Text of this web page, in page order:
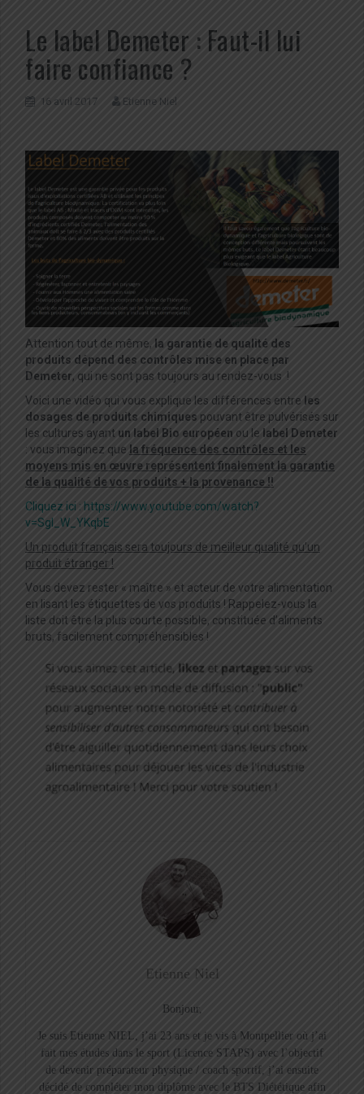
Le label Demeter : Faut-il lui
faire confiance ?
16 avril 2017 Etienne Niel
Attention tout de même, la garantie de qualité des
produits dépend des contrôles mise en place par
Demeter, qui ne sont pas toujours au rendez-vous !
Voici une vidéo qui vous explique les différences entre
les
dosages de produits chimiques pouvant être pulvérisés sur
les cultures ayant un label Bio européen ou le label Demeter
: vous imaginez que la fréquence des contrôles et les
moyens mis en œuvre représentent finalement la garantie
de la qualité de vos produits + la provenance !!
Cliquez ici : https://www.youtube.com/watch?
v=SgI_W_YKqbE
Un produit français sera toujours de meilleur qualité qu’un
produit étranger !
Vous devez rester « maître » et acteur de votre alimentation
en lisant les étiquettes de vos produits ! Rappelez-vous la
liste doit être la plus courte possible, constituée d’aliments
bruts, facilement compréhensibles !
Etienne Niel
Bonjour,
Je suis Etienne NIEL, j’ai 23 ans et je vis à Montpellier où j’ai
fait mes études dans le sport (Licence STAPS) avec l’objectif
de devenir préparateur physique / coach sportif, j’ai ensuite
décidé de compléter mon diplôme avec le BTS Diététique afin